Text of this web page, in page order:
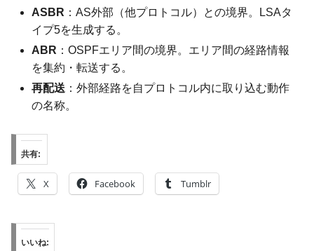
ASBR ：AS外部（他プロトコル）との境界。LSAタ
イプ5を生成する。
ABR ：OSPFエリア間の境界。エリア間の経路情報
を集約・転送する。
再配送 ：外部経路を自プロトコル内に取り込む動作
の名称。
共有:
X Facebook Tumblr
いいね: